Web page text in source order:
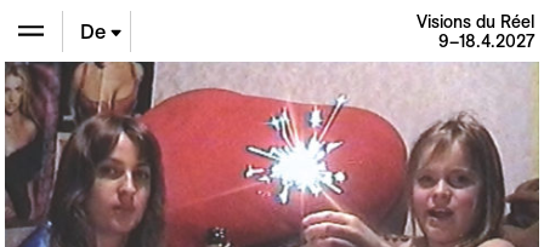
En
De
Fr
Visions du Réel
9–18.4.2027